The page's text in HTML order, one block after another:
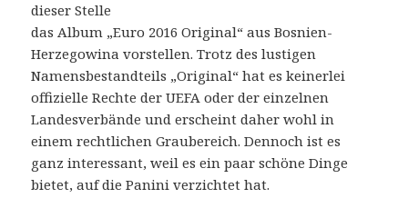
dieser Stelle
das Album „Euro 2016 Original“ aus Bosnien-
Herzegowina vorstellen. Trotz des lustigen
Namensbestandteils „Original“ hat es keinerlei
offizielle Rechte der UEFA oder der einzelnen
Landesverbände und erscheint daher wohl in
einem rechtlichen Graubereich. Dennoch ist es
ganz interessant, weil es ein paar schöne Dinge
bietet, auf die Panini verzichtet hat.